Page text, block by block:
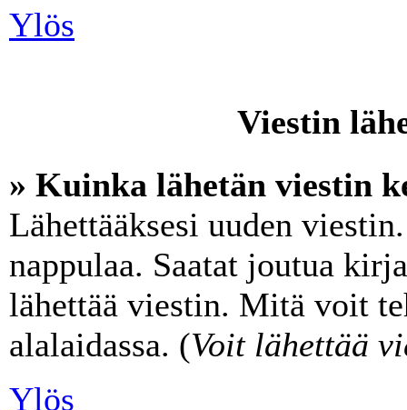
Ylös
Viestin
» Kuinka lähetän viestin
Lähettääksesi uuden
nappulaa. Saatat joutua
lähettää viestin. Mitä voit
alalaidassa. (Voit lähettää
Ylös